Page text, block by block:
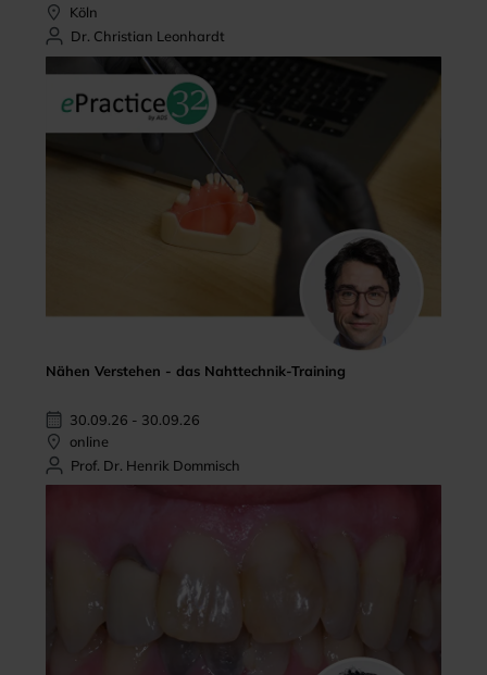
Köln
Dr. Christian Leonhardt
Nähen Verstehen - das Nahttechnik-Training
30.09.26 - 30.09.26
online
Prof. Dr. Henrik Dommisch